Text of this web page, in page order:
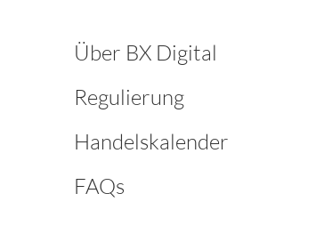
Über BX Digital
Regulierung
Handelskalender
FAQs